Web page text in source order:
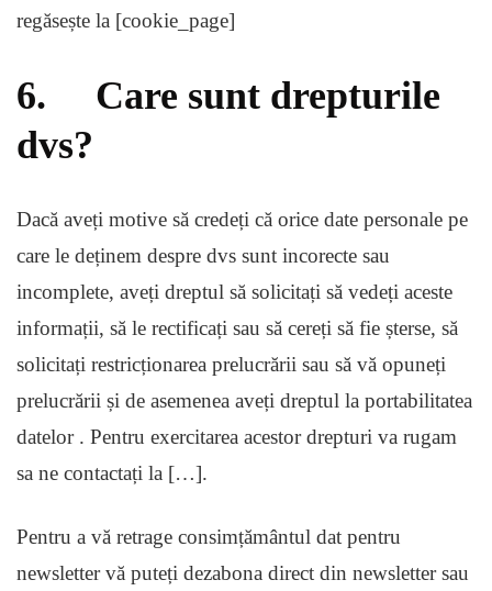
regăsește la [cookie_page]
6. Care sunt drepturile
dvs?
Dacă aveți motive să credeți că orice date personale pe
care le deținem despre dvs sunt incorecte sau
incomplete, aveți dreptul să solicitați să vedeți aceste
informații, să le rectificați sau să cereți să fie șterse, să
solicitați restricționarea prelucrării sau să vă opuneți
prelucrării și de asemenea aveți dreptul la portabilitatea
datelor . Pentru exercitarea acestor drepturi va rugam
sa ne contactați la […].
Pentru a vă retrage consimțământul dat pentru
newsletter vă puteți dezabona direct din newsletter sau